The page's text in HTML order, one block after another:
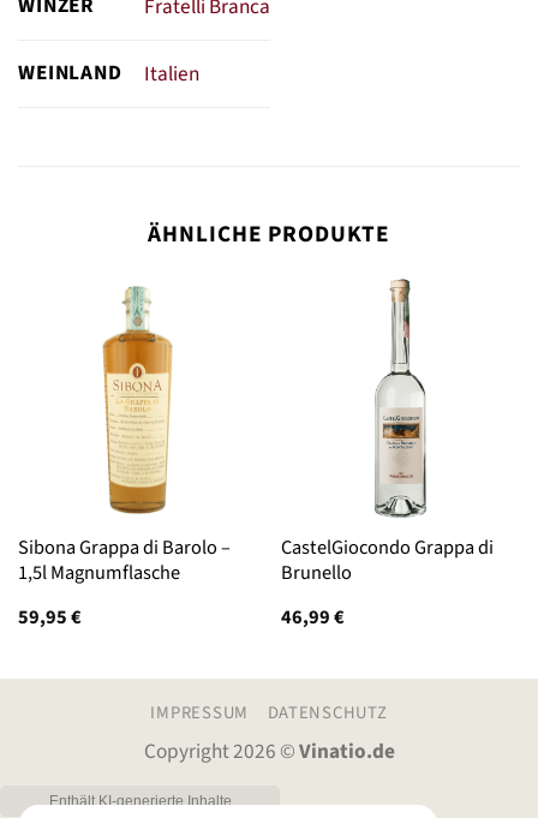
Fratelli Branca
WEINLAND Italien
ÄHNLICHE PRODUKTE
Sibona Grappa di Barolo –
1,5l Magnumflasche
59,95€
CastelGiocondo Grappa di
Brunello
46,99€
IMPRESSUM DATENSCHUTZ
Copyright 2026 ©Vinatio.de